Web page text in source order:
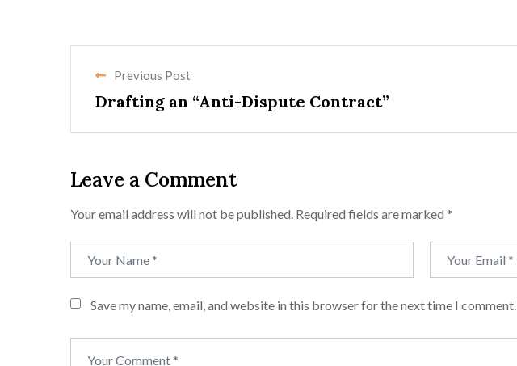
Previous Post
Drafting an “Anti-Dispute Contract”
Leave a Comment
Your email address will not be published. Required fields are marked *
Save my name, email, and website in this browser for the next time I comment.